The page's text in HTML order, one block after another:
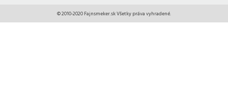
© 2010-2020 Fajnsmeker.sk Všetky práva vyhradené.